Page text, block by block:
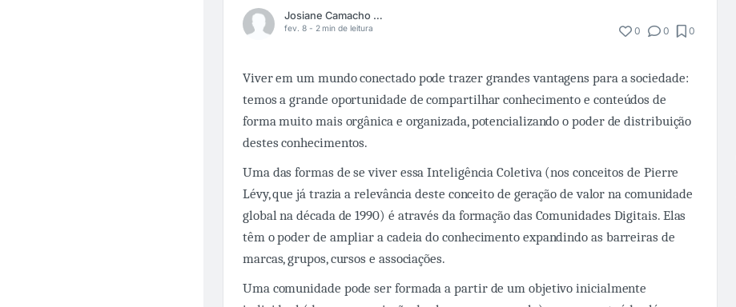
Josiane Camacho Laurentino
fev. 8 - 2 min de leitura 0 0 0
Viver em um mundo conectado pode trazer grandes vantagens para a sociedade:
temos a grande oportunidade de compartilhar conhecimento e conteúdos de
forma muito mais orgânica e organizada, potencializando o poder de distribuição
destes conhecimentos.
Uma das formas de se viver essa Inteligência Coletiva (nos conceitos de Pierre
Lévy, que já trazia a relevância deste conceito de geração de valor na comunidade
global na década de 1990) é através da formação das Comunidades Digitais. Elas
têm o poder de ampliar a cadeia do conhecimento expandindo as barreiras de
marcas, grupos, cursos e associações.
Uma comunidade pode ser formada a partir de um objetivo inicialmente